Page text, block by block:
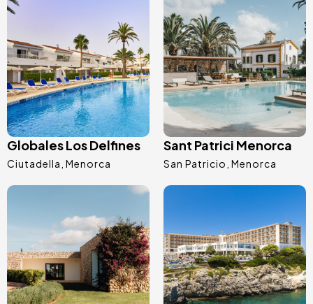
Image
Globales Los Delfines
Ciutadella Menorca
Image
Sant Patrici Menorca
San Patricio Menorca
Image